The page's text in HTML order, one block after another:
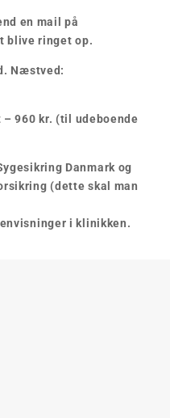
en mail på
blive ringet op.
Næstved:
960 kr. (til udeboende
Danmark og
(dette skal man
i klinikken.